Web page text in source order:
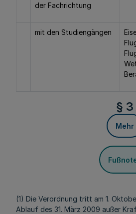
der Fachrichtung
mit den Studiengängen
§ 3
Mehr
(1) Die Verordnung tritt am 1.
Ablauf des 31. März 2009 außer